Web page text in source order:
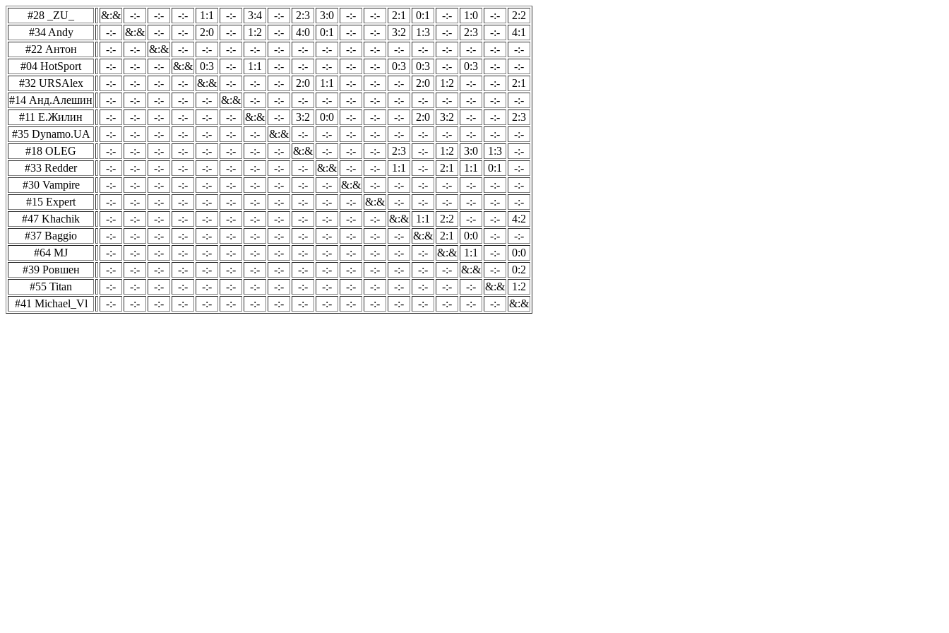
#28 _ZU_ &:& -:- -:- -:- 1:1 -:- 3:4 -:- 2:3 3:0 -:- -:- 2:1 0:1 -:- 1:0 -:-
2:2
#34 Andy
-:- &:& -:- -:- 2:0 -:- 1:2 -:- 4:0 0:1 -:- -:- 3:2 1:3 -:- 2:3 -:-
4:1
#22 Антон
-:- -:- &:& -:- -:- -:- -:- -:- -:- -:- -:- -:- -:- -:- -:- -:- -:-
-:-
#04 HotSport
-:- -:- -:- &:& 0:3 -:- 1:1 -:- -:- -:- -:- -:- 0:3 0:3 -:- 0:3 -:-
-:-
#32 URSAlex
-:- -:- -:- -:- &:& -:- -:- -:- 2:0 1:1 -:- -:- -:- 2:0 1:2 -:- -:-
2:1
#14 Анд.Алешин
-:- -:- -:- -:- -:- &:& -:- -:- -:- -:- -:- -:- -:- -:- -:- -:- -:-
-:-
#11 Е.Жилин
-:- -:- -:- -:- -:- -:- &:& -:- 3:2 0:0 -:- -:- -:- 2:0 3:2 -:- -:-
2:3
#35 Dynamo.UA
-:- -:- -:- -:- -:- -:- -:- &:& -:- -:- -:- -:- -:- -:- -:- -:- -:-
-:-
#18 OLEG
-:- -:- -:- -:- -:- -:- -:- -:- &:& -:- -:- -:- 2:3 -:- 1:2 3:0 1:3
-:-
#33 Redder
-:- -:- -:- -:- -:- -:- -:- -:- -:- &:& -:- -:- 1:1 -:- 2:1 1:1 0:1
-:-
#30 Vampire
-:- -:- -:- -:- -:- -:- -:- -:- -:- -:- &:& -:- -:- -:- -:- -:- -:-
-:-
#15 Expert
-:- -:- -:- -:- -:- -:- -:- -:- -:- -:- -:- &:& -:- -:- -:- -:- -:-
-:-
#47 Khachik
-:- -:- -:- -:- -:- -:- -:- -:- -:- -:- -:- -:- &:& 1:1 2:2 -:- -:-
4:2
#37 Baggio
-:- -:- -:- -:- -:- -:- -:- -:- -:- -:- -:- -:- -:- &:& 2:1 0:0 -:-
-:-
#64 MJ
-:- -:- -:- -:- -:- -:- -:- -:- -:- -:- -:- -:- -:- -:- &:& 1:1 -:-
0:0
#39 Ровшен
-:- -:- -:- -:- -:- -:- -:- -:- -:- -:- -:- -:- -:- -:- -:- &:& -:-
0:2
#55 Titan
-:- -:- -:- -:- -:- -:- -:- -:- -:- -:- -:- -:- -:- -:- -:- -:- &:&
1:2
#41 Michael_Vl
-:- -:- -:- -:- -:- -:- -:- -:- -:- -:- -:- -:- -:- -:- -:- -:- -:- &:&